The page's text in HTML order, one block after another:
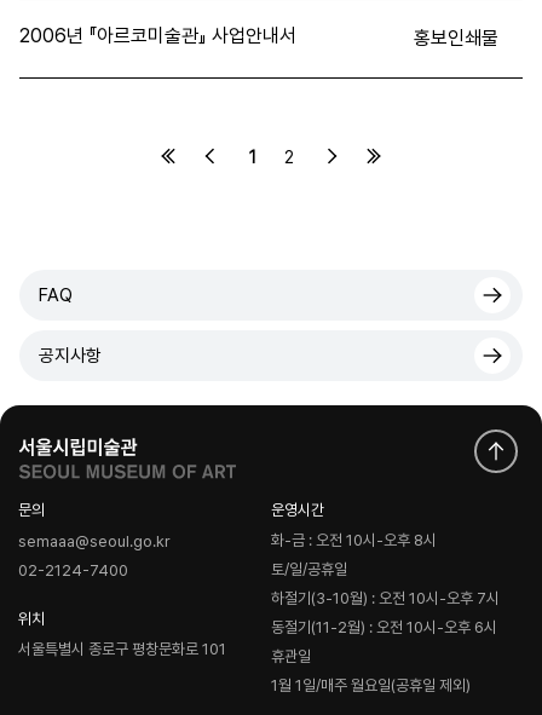
2006년 『아르코미술관』 사업안내서 홍보인쇄물
1 2
FAQ
공지사항
문의
semaaa@seoul.go.kr
02-2124-7400
위치
서울특별시 종로구 평창문화로 101
운영시간
화-금 : 오전 10시-오후 8시
토/일/공휴일
하절기(3-10월) : 오전 10시-오후 7시
동절기(11-2월) : 오전 10시-오후 6시
휴관일
1월 1일/매주 월요일(공휴일 제외)